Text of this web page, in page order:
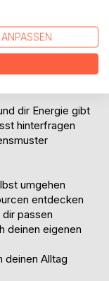
dir Energie gibt
hinterfragen
umgehen
entdecken
passen
deinen eigenen
deinen Alltag
ANPASSEN